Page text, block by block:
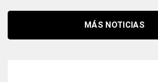
MÁS NOTICIAS